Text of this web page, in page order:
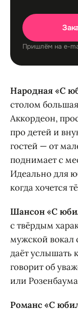
Пришлём на e-
Народная «С
столом
Аккордеон,
про детей и
гостей — от
поднимает с
Идеально для
когда хочется
Шансон «С
с твёрдым
мужской вокал
даёт услышать
говорит об
или
Романс «С